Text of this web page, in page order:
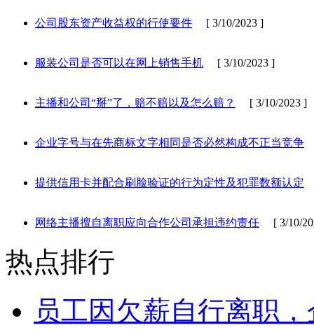
公司股东资产收益权的行使要件 [ 3/10/2023 ]
服装公司是否可以在网上销售手机 [ 3/10/2023 ]
主播和公司“掰”了，赔不赔以及怎么赔？ [ 3/10/2023 ]
企业字号与在先商标文字相同是否必然构成不正当竞争
提供信用卡并配合刷脸验证的行为定性及犯罪数额认定
网络主播擅自离职应向合作公司承担违约责任 [ 3/10/
热点排行
员工因欠薪自行离职